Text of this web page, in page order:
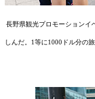
長野県観光プロモーションイ
しんだ。1等に1000ドル分の